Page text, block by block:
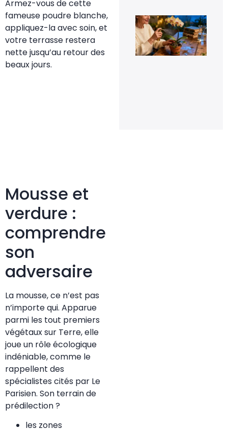
Armez-vous de cette
fameuse poudre blanche,
appliquez-la avec soin, et
votre terrasse restera
nette jusqu’au retour des
beaux jours.
Mousse et
verdure :
comprendre
son
adversaire
La mousse, ce n’est pas
n’importe qui. Apparue
parmi les tout premiers
végétaux sur Terre, elle
joue un rôle écologique
indéniable, comme le
rappellent des
spécialistes cités par Le
Parisien. Son terrain de
prédilection ?
les zones